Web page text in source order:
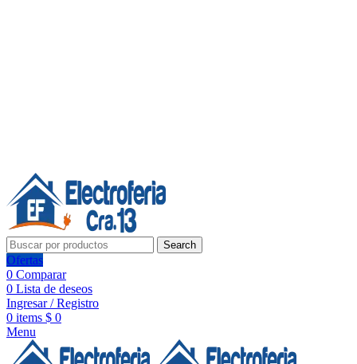
Search
Ofertas
0 Comparar
0 Lista de deseos
Ingresar / Registro
0 items $ 0
Menu